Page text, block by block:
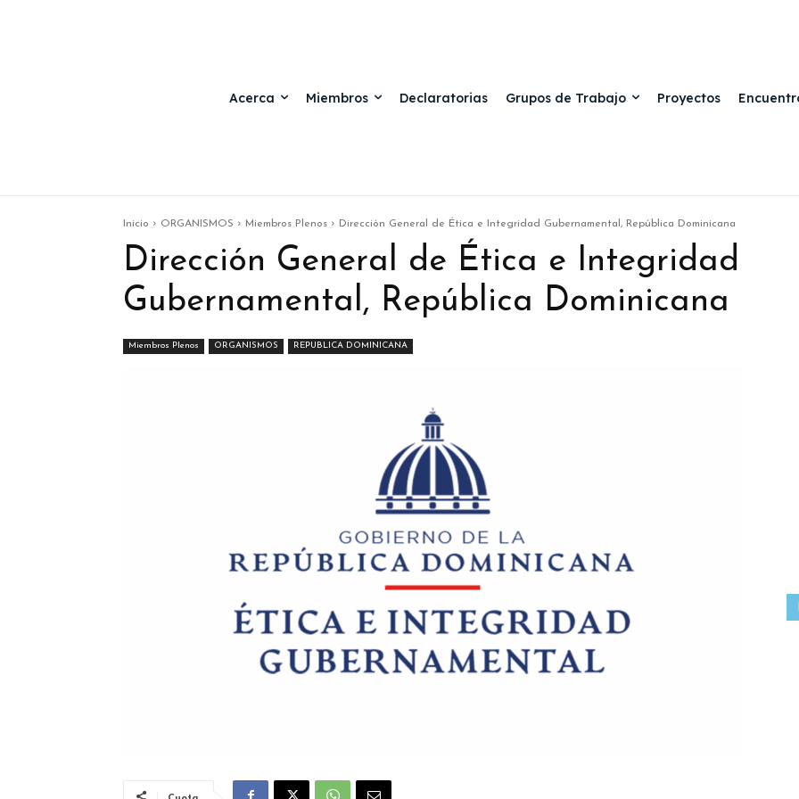
Acerca Miembros Declaratorias Grupos de Trabajo Proyectos
Inicio ORGANISMOS Miembros Plenos Dirección General de Ética e Integridad Gubernamental, República Dominicana
Dirección General de Ética e Integridad
Gubernamental, República Dominicana
Miembros Plenos ORGANISMOS REPUBLICA DOMINICANA